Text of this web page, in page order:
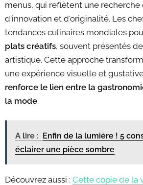
menus, qui reflètent une recherche
d'innovation et d'originalité. Les
tendances culinaires mondiales
plats créatifs, souvent présentés
artistique. Cette approche
une expérience visuelle et
renforce le lien entre la
la mode.
A lire : Enfin de la lumière ! 5
éclairer une pièce sombre
Découvrez aussi : Cette copie de la